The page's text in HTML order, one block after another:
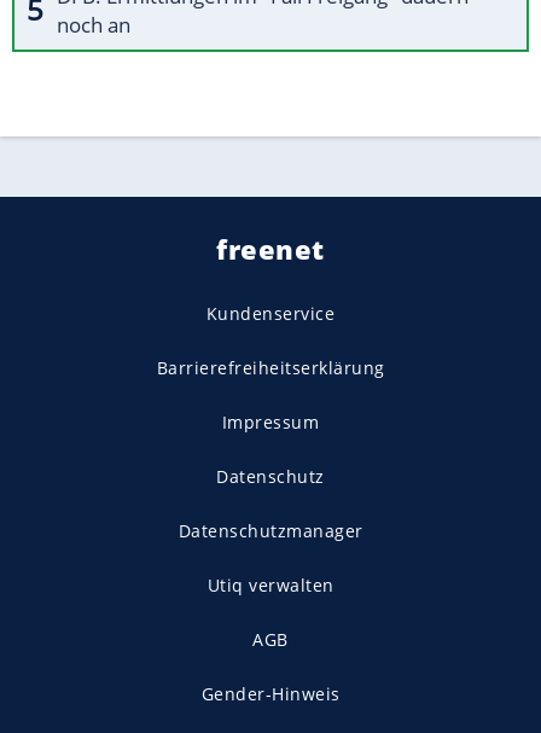
noch an
freenet
Kundenservice
Barrierefreiheitserklärung
Impressum
Datenschutz
Datenschutzmanager
Utiq verwalten
AGB
Gender-Hinweis